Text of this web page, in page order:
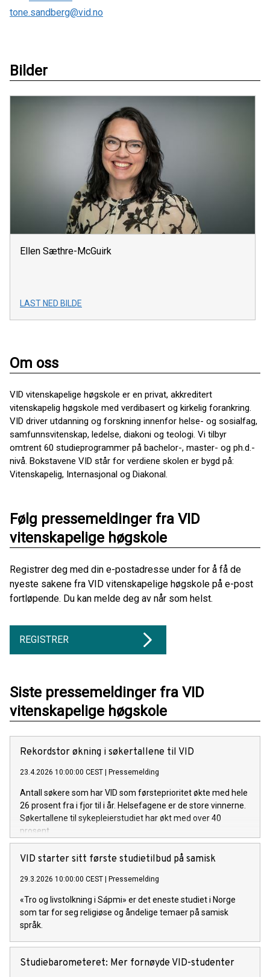
tone.sandberg@vid.no
Bilder
Ellen Sæthre-McGuirk
LAST NED BILDE
Om oss
VID vitenskapelige høgskole er en privat, akkreditert
vitenskapelig høgskole med verdibasert og kirkelig forankring.
VID driver utdanning og forskning innenfor helse- og sosialfag,
samfunnsvitenskap, ledelse, diakoni og teologi. Vi tilbyr
omtrent 60 studieprogrammer på bachelor-, master- og ph.d.-
nivå. Bokstavene VID står for verdiene skolen er bygd på:
Vitenskapelig, Internasjonal og Diakonal.
Følg pressemeldinger fra VID
vitenskapelige høgskole
Registrer deg med din e-postadresse under for å få de
nyeste sakene fra VID vitenskapelige høgskole på e-post
fortløpende. Du kan melde deg av når som helst.
REGISTRER
Siste pressemeldinger fra VID
vitenskapelige høgskole
Rekordstor økning i søkertallene til VID
23.4.2026 10:00:00 CEST Pressemelding
Antall søkere som har VID som førsteprioritet økte med hele
26 prosent fra i fjor til i år. Helsefagene er de store vinnerne.
Søkertallene til sykepleierstudiet har økt med over 40
prosent.
VID starter sitt første studietilbud på samisk
29.3.2026 10:00:00 CEST Pressemelding
«Tro og livstolkning i Sápmi» er det eneste studiet i Norge
som tar for seg religiøse og åndelige temaer på samisk
språk.
Studiebarometeret: Mer fornøyde VID-studenter